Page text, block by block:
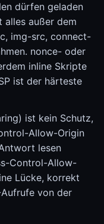
dürfen geladen
außer dem
img-src, connect-
nonce- oder
inline Skripte
ist der härteste
ist kein Schutz,
Allow-Origin
lesen
Control-Allow-
Lücke, korrekt
von der